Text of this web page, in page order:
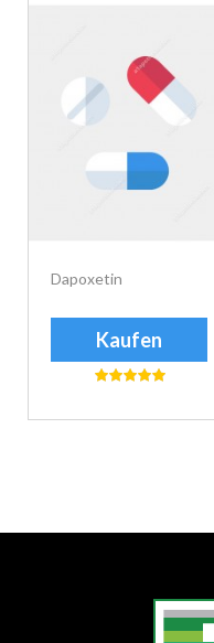
Dapoxetin
Kaufen